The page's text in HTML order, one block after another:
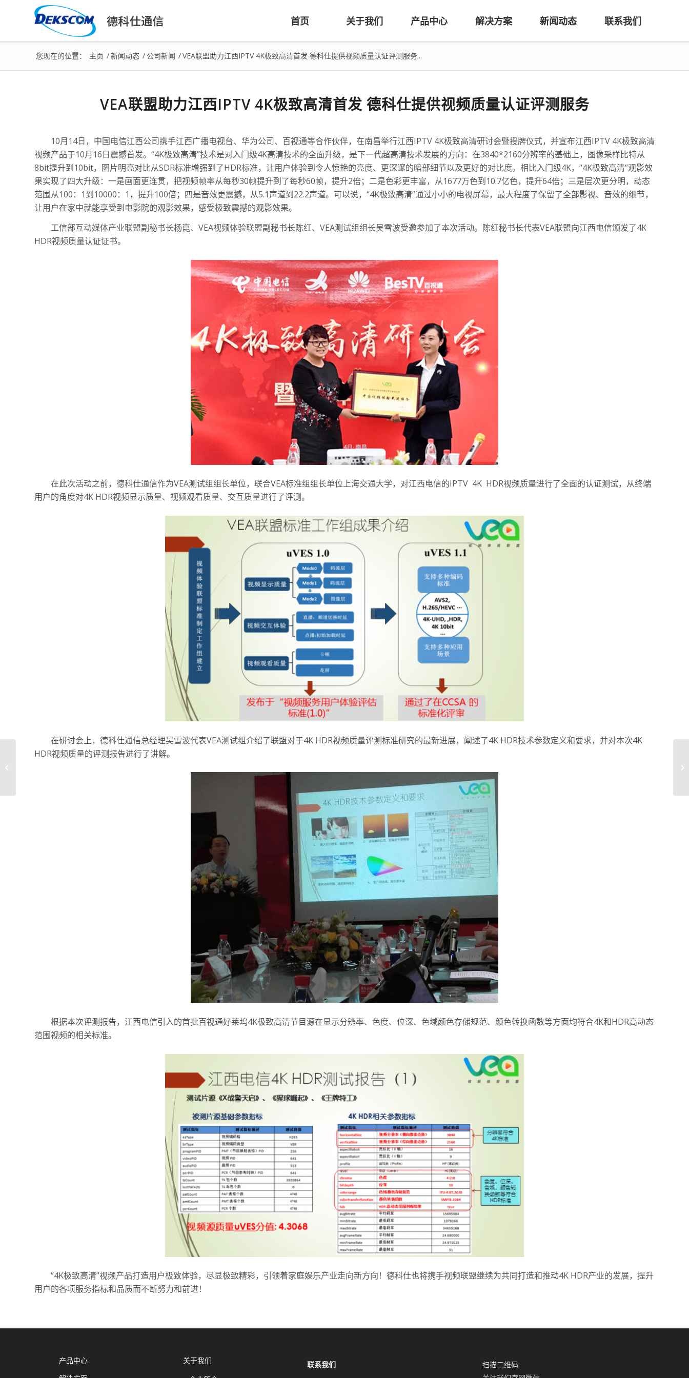
首页 关于我们 产品中心 解决方案 新闻动态 联系我们
您现在的位置： 主页 /新闻动态 / 公司新闻 /VEA联盟助力江西IPTV 4K极致高清首发 德科仕提供视频质量认证评测服务...
VEA联盟助力江西IPTV 4K极致高清首发 德科仕提供视频质量认证评测服务
10月14日，中国电信江西公司携手江西广播电视台、华为公司、百视通等合作伙伴，在南昌举行江西IPTV 4K极致高清研讨会暨授牌仪式，并宣布江西IPTV 4K极致高清
视频产品于10月16日震撼首发。“4K极致高清”技术是对入门级4K高清技术的全面升级，是下一代超高清技术发展的方向：在3840*2160分辨率的基础上，图像采样比特从
8bit提升到10bit，图片明亮对比从SDR标准增强到了HDR标准，让用户体验到令人惊艳的亮度、更深邃的暗部细节以及更好的对比度。相比入门级4K，“4K极致高清”观影效
果实现了四大升级：一是画面更连贯，把视频帧率从每秒30帧提升到了每秒60帧，提升2倍；二是色彩更丰富，从1677万色到10.7亿色，提升64倍；三是层次更分明，动态
范围从100：1到10000：1，提升100倍；四是音效更震撼，从5.1声道到22.2声道。可以说，“4K极致高清”通过小小的电视屏幕，最大程度了保留了全部影视、音效的细节，
让用户在家中就能享受到电影院的观影效果，感受极致震撼的观影效果。
工信部互动媒体产业联盟副秘书长杨崑、VEA视频体验联盟副秘书长陈红、VEA测试组组长吴雪波受邀参加了本次活动。陈红秘书长代表VEA联盟向江西电信颁发了4K
HDR视频质量认证证书。
在此次活动之前，德科仕通信作为VEA测试组组长单位，联合VEA标准组组长单位上海交通大学，对江西电信的IPTV 4K HDR视频质量进行了全面的认证测试，从终端
用户的角度对4K HDR视频显示质量、视频观看质量、交互质量进行了评测。
在研讨会上，德科仕通信总经理吴雪波代表VEA测试组介绍了联盟对于4K HDR视频质量评测标准研究的最新进展，阐述了4K HDR技术参数定义和要求，并对本次4K
HDR视频质量的评测报告进行了讲解。
根据本次评测报告，江西电信引入的首批百视通好莱坞4K极致高清节目源在显示分辨率、色度、位深、色域颜色存储规范、颜色转换函数等方面均符合4K和HDR高动态
范围视频的相关标准。
“4K极致高清”视频产品打造用户极致体验，尽显极致精彩，引领着家庭娱乐产业走向新方向！德科仕也将携手视频联盟继续为共同打造和推动4K HDR产业的发展，提升
用户的各项服务指标和品质而不断努力和前进！
产品中心
关于我们
联系我们
扫描二维码
德科仕通信中标江苏电